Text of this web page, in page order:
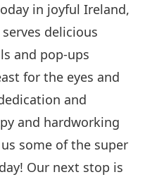
in joyful Ireland,
delicious
and pop-ups
for the eyes and
and
and hardworking
some of the super
Our next stop is